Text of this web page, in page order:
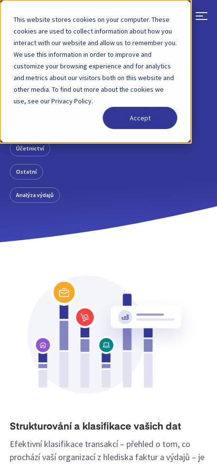
This website stores cookies on your computer. These
cookies are used to collect information about how you
interact with our website and allow us to remember you.
We use this information in order to improve and
customize your browsing experience and for analytics
and metrics about our visitors both on this website and
other media. To find out more about the cookies we
use, see our Privacy Policy.
Accept
ZPĚT PŘÍSPĚVEK NA BLOGU 13. ŘÍJNA 2022
Jak zjednodušit
analýzu dat pomocí
klasifikace UNSPSC
Účetnictví
Ostatní
Analýza výdajů
Strukturování a klasifikace vašich dat
Efektivní klasifikace transakcí – přehled o tom, co
prochází vaší organizací z hlediska faktur a výdajů – je